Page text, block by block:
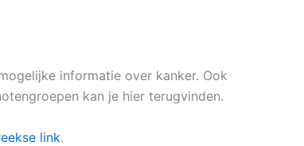
informatie over kanker. Ook
kan je hier terugvinden.
link.